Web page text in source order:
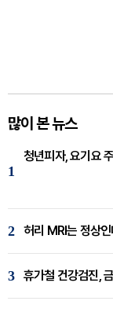
많이 본 뉴스
1
청년피자, 요기요
2 허리 MRI는 정상
3 휴가철 건강검진,